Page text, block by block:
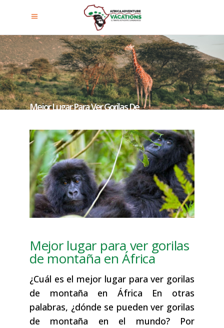
Mejor Lugar Para Ver Gorilas De
Montaña En África
Mejor lugar para ver gorilas
de montaña en África
¿Cuál es el mejor lugar para ver gorilas
de montaña en África En otras
palabras, ¿dónde se pueden ver gorilas
de montaña en el mundo? Por